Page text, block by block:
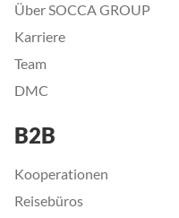
Über SOCCA GROUP
Karriere
Team
DMC
B2B
Kooperationen
Reisebüros